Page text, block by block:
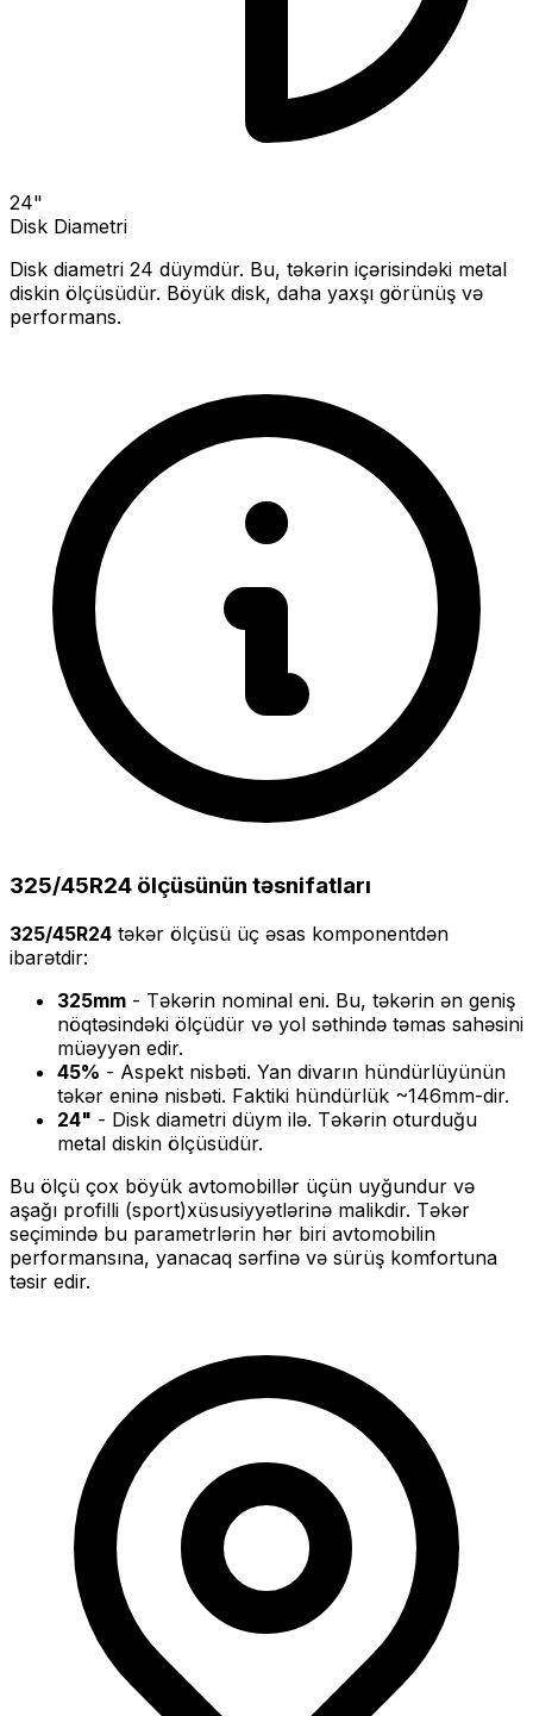
24"
Disk Diametri
Disk diametri 24 düymdür. Bu, təkərin içərisindəki metal
diskin ölçüsüdür. Böyük disk, daha yaxşı görünüş və
performans.
325/45R24 ölçüsünün təsnifatları
325/45R24 təkər ölçüsü üç əsas komponentdən
ibarətdir:
325mm - Təkərin nominal eni. Bu, təkərin ən geniş
nöqtəsindəki ölçüdür və yol səthində təmas sahəsini
müəyyən edir.
45% - Aspekt nisbəti. Yan divarın hündürlüyünün
təkər eninə nisbəti. Faktiki hündürlük ~146mm-dir.
24" - Disk diametri düym ilə. Təkərin oturduğu
metal diskin ölçüsüdür.
Bu ölçü çox böyük avtomobillər üçün uyğundur və
aşağı profilli (sport)xüsusiyyətlərinə malikdir. Təkər
seçimində bu parametrlərin hər biri avtomobilin
performansına, yanacaq sərfinə və sürüş komfortuna
təsir edir.